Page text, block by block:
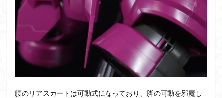
腰のリアスカートは可動式になっており、脚の可動を邪魔し